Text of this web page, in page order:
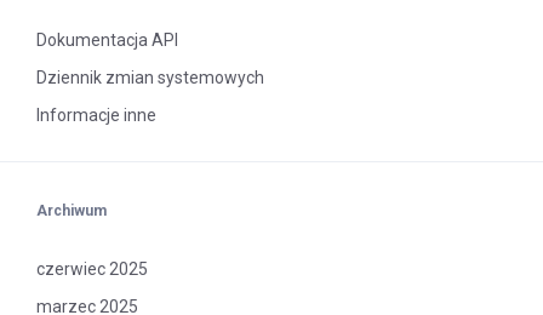
Dokumentacja API
Dziennik zmian systemowych
Informacje inne
Archiwum
czerwiec 2025
marzec 2025